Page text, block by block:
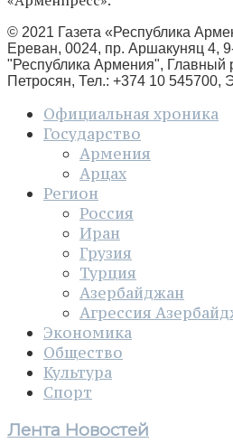
© 2021 Газета «Республика
Ереван, 0024, пр. Аршакуняц 4,
"Республика Армения", Главный
Петросян, Тел.: +374 10 545700,
Официальная хроника
Государство
Армения
Арцах
Регион
Россия
Иран
Грузия
Турция
Азербайджан
Агрессия
Экономика
Общество
Культура
Спорт
Лента Новостей